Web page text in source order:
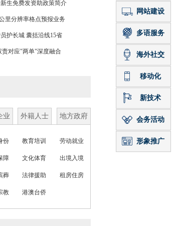
生免费发资助政策简介
里分辨率格点预报业务
护长城 囊括沿线15省
对应"两单"深度融合
业 外籍人士 地方政府
份 教育培训 劳动就业
障 文化体育 出境入境
葬 法律援助 租房住房
教 港澳台侨